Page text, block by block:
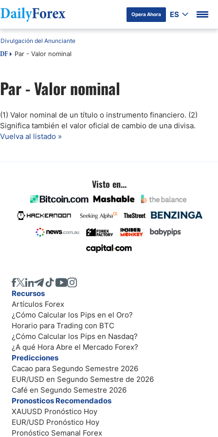
Opera Ahora ES
DF Par - Valor nominal
Divulgación del Anunciante
Par - Valor nominal
(1) Valor nominal de un título o instrumento financiero. (2)
Significa también el valor oficial de cambio de una divisa.
Vuelva al listado »
Visto en...
Recursos
Artículos Forex
¿Cómo Calcular los Pips en el Oro?
Horario para Trading con BTC
¿Cómo Calcular los Pips en Nasdaq?
¿A qué Hora Abre el Mercado Forex?
Predicciones
Cacao para Segundo Semestre 2026
EUR/USD en Segundo Semestre de 2026
Café en Segundo Semestre 2026
Pronosticos Recomendados
XAUUSD Pronóstico Hoy
EUR/USD Pronóstico Hoy
Pronóstico Semanal Forex